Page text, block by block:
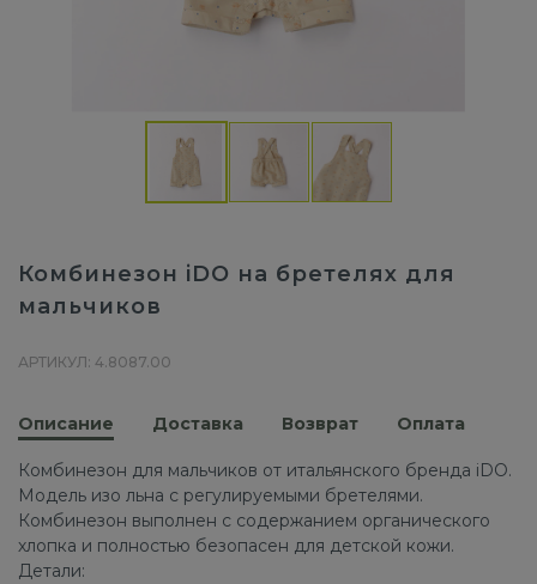
Комбинезон iDO на бретелях для
мальчиков
АРТИКУЛ: 4.8087.00
Описание Доставка Возврат Оплата
Комбинезон для мальчиков от итальянского бренда iDO.
Модель изо льна с регулируемыми бретелями.
Комбинезон выполнен с содержанием органического
хлопка и полностью безопасен для детской кожи.
Детали: